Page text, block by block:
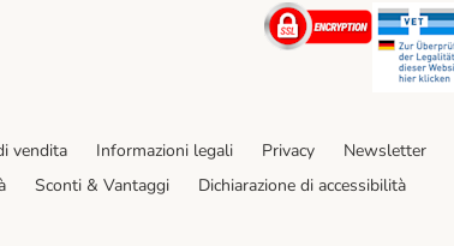
Shipping Method Security
vendita Informazioni legali Privacy Newsletter
Sconti & Vantaggi Dichiarazione di accessibilità